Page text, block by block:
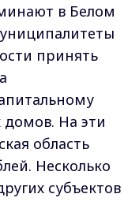
в Белом
принять
На эти
область
Несколько
субъектов